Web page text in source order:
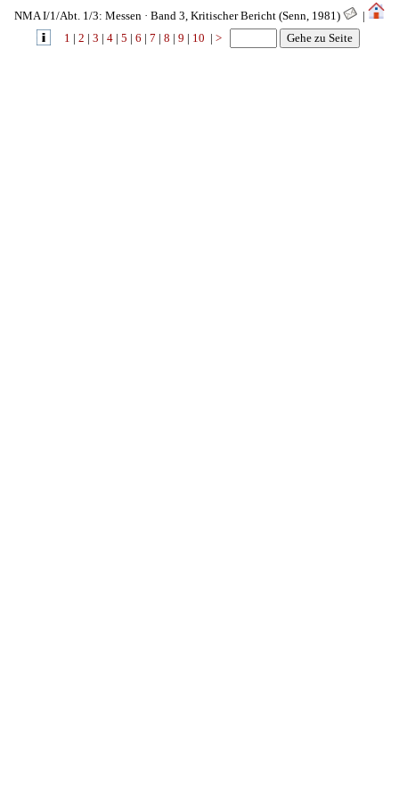
NMA I/1/Abt. 1/3: Messen · Band 3, Kritischer Bericht (Senn, 1981)
|
1 | 2 | 3 | 4 | 5 | 6 | 7 | 8 | 9 | 10 | >